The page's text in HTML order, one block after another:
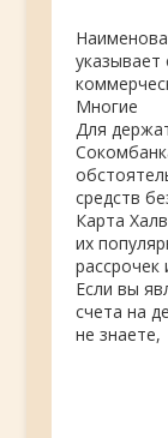
Многие
Для
средств
Карта
их
рассрочек
Если вы
счета на
не знаете,